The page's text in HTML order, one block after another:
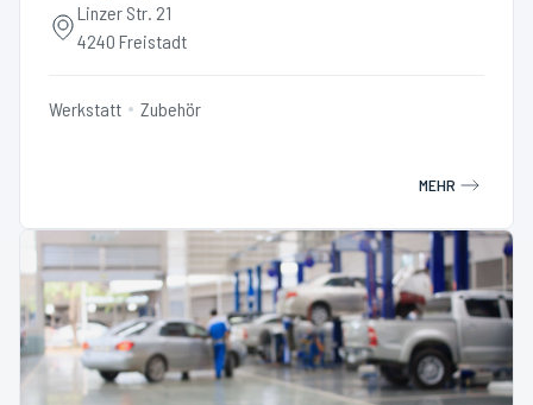
Linzer Str. 21
4240 Freistadt
Werkstatt Zubehör
MEHR